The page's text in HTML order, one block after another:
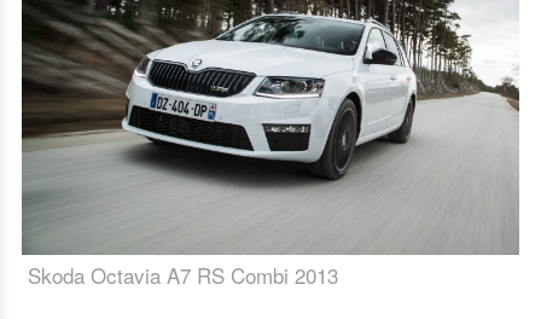
Skoda Octavia A7 RS Combi 2013